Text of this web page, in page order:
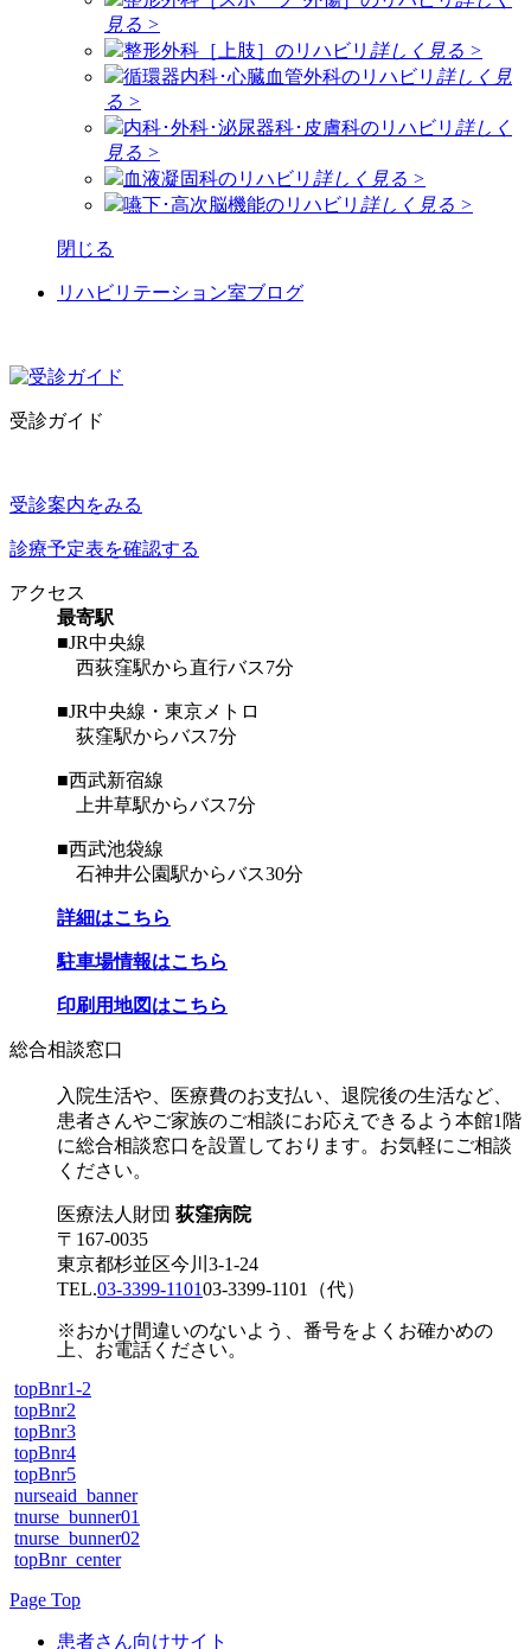
見る >
整形外科［上肢］のリハビリ 詳しく見る >
循環器内科･心臓血管外科のリハビリ 詳しく見
る >
内科･外科･泌尿器科･皮膚科のリハビリ 詳しく
見る >
血液凝固科のリハビリ 詳しく見る >
嚥下･高次脳機能のリハビリ 詳しく見る >
閉じる
リハビリテーション室ブログ
受診ガイド
受診案内をみる
診療予定表を確認する
アクセス
最寄駅
■JR中央線
西荻窪駅から直行バス7分
■JR中央線・東京メトロ
荻窪駅からバス7分
■西武新宿線
上井草駅からバス7分
■西武池袋線
石神井公園駅からバス30分
詳細はこちら
駐車場情報はこちら
印刷用地図はこちら
総合相談窓口
入院生活や、医療費のお支払い、退院後の生活など、
患者さんやご家族のご相談にお応えできるよう本館1階
に総合相談窓口を設置しております。お気軽にご相談
ください。
医療法人財団 荻窪病院
〒167-0035
東京都杉並区今川3-1-24
TEL.03-3399-110103-3399-1101 （代）
※おかけ間違いのないよう、番号をよくお確かめの
上、お電話ください。
topBnr1-2
topBnr2
topBnr3
topBnr4
topBnr5
nurseaid_banner
tnurse_bunner01
tnurse_bunner02
topBnr_center
Page Top
患者さん向けサイト